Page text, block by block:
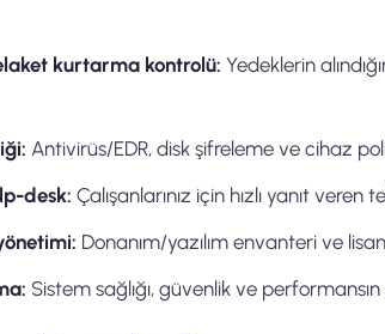
kurtarma kontrolü: Yedeklerin
Antivirüs/EDR, disk şifreleme ve cihaz
desk: Çalışanlarınız için hızlı yanıt veren
Donanım/yazılım envanteri ve
Sistem sağlığı, güvenlik ve